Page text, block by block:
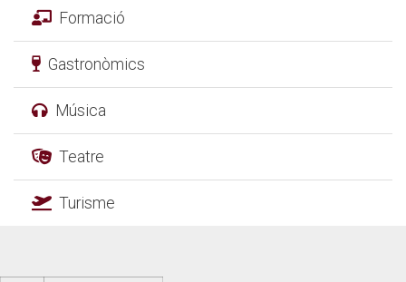
Formació
Gastronòmics
Música
Teatre
Turisme